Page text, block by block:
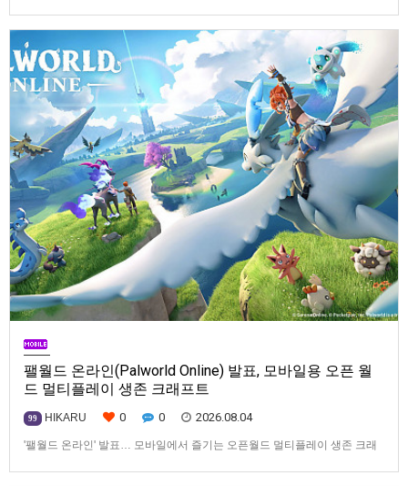
팰월드 온라인(Palworld Online) 발표, 모바일용 오픈 월
드 멀티플레이 생존 크래프트
99 HIKARU 0 0 2026.08.04
'팰월드 온라인' 발표… 모바일에서 즐기는 오픈월드 멀티플레이 생존 크래